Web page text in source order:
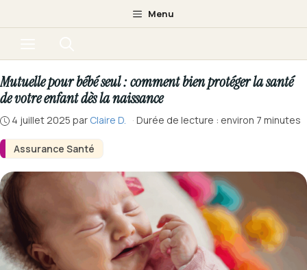
au
Menu
Assurance Santé
Mutuelle pour bébé seul : comment bien protéger la santé
de votre enfant dès la naissance
4 juillet 2025 par Claire D. · Durée de lecture : environ 7 minutes